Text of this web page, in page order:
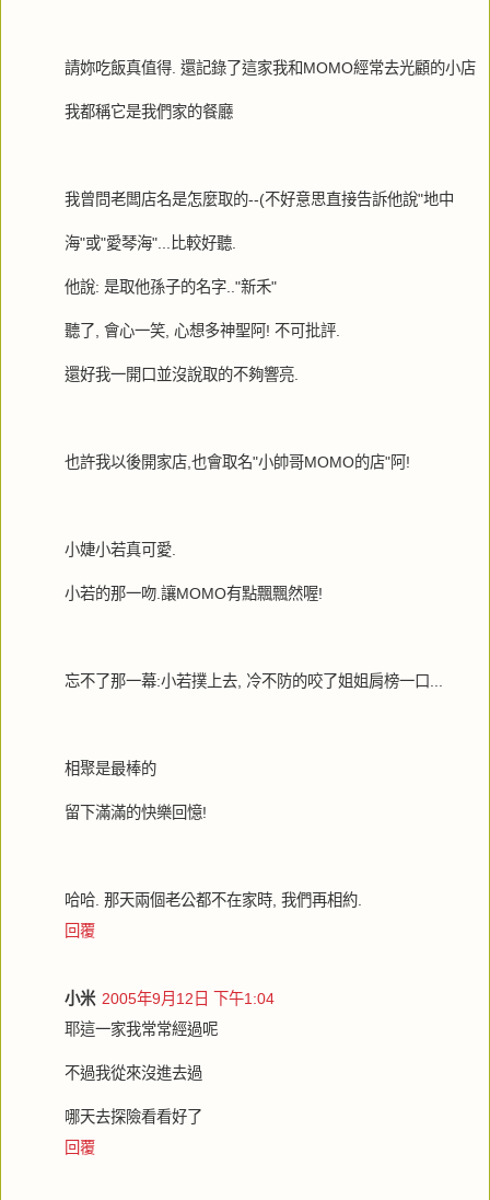
請妳吃飯真值得. 還記錄了這家我和MOMO經常去光顧的小店
我都稱它是我們家的餐廳
我曾問老闆店名是怎麼取的--(不好意思直接告訴他說"地中
海"或"愛琴海"...比較好聽.
他說: 是取他孫子的名字.."新禾"
聽了, 會心一笑, 心想多神聖阿! 不可批評.
還好我一開口並沒說取的不夠響亮.
也許我以後開家店,也會取名"小帥哥MOMO的店"阿!
小婕小若真可愛.
小若的那一吻.讓MOMO有點飄飄然喔!
忘不了那一幕:小若撲上去, 冷不防的咬了姐姐肩榜一口...
相聚是最棒的
留下滿滿的快樂回憶!
哈哈. 那天兩個老公都不在家時, 我們再相約.
回覆
小米 2005年9月12日 下午1:04
耶這一家我常常經過呢
不過我從來沒進去過
哪天去探險看看好了
回覆